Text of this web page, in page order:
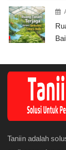
Taniin adalah